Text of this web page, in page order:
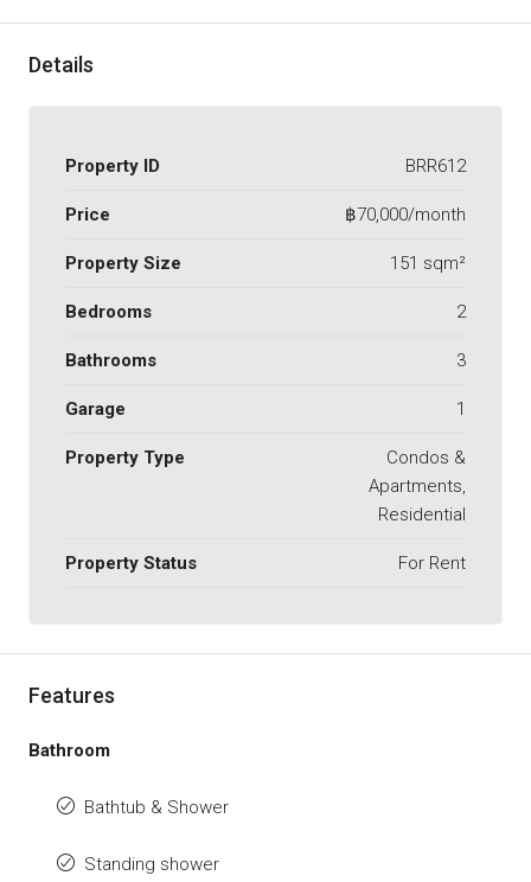
Details
Property ID BRR612
Price ฿70,000/month
Property Size 151 sqm²
Bedrooms 2
Bathrooms 3
Garage 1
Property Type
Condos &
Apartments,
Residential
Property Status For Rent
Features
Bathroom
Bathtub & Shower
Standing shower